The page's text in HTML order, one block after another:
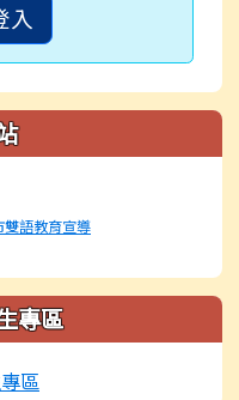
入
雙語教育宣導
專區